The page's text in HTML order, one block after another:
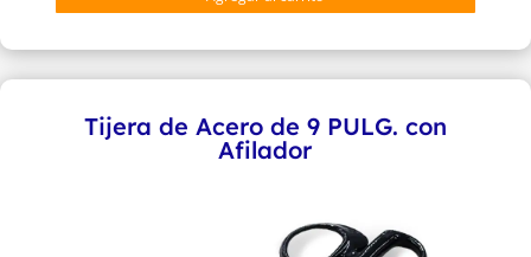
de
10
PULG.
Afilador
Tijera de Acero de 9 PULG. con
Afilador